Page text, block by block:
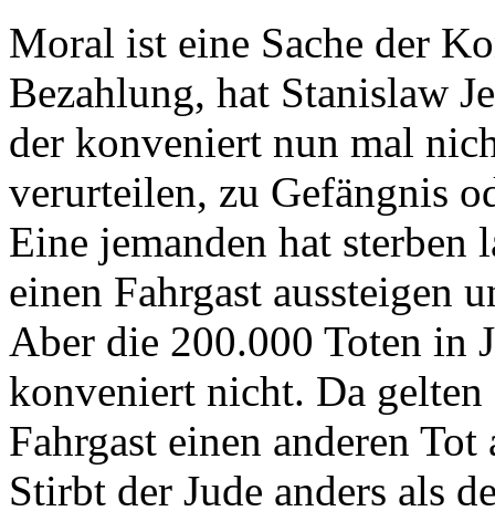
Moral ist eine Sache der
Bezahlung, hat Stanislaw
der konveniert nun mal
verurteilen, zu Gefängnis
Eine jemanden hat sterben
einen Fahrgast aussteigen
Aber die 200.000 Toten in
konveniert nicht. Da
Fahrgast einen anderen
Stirbt der Jude anders als